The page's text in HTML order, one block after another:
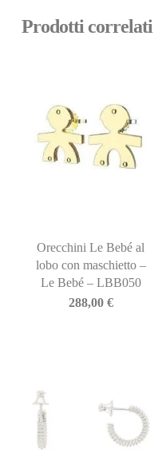
Prodotti correlati
Orecchini Le Bebé al
lobo con maschietto –
Le Bebé – LBB050
288,00 €